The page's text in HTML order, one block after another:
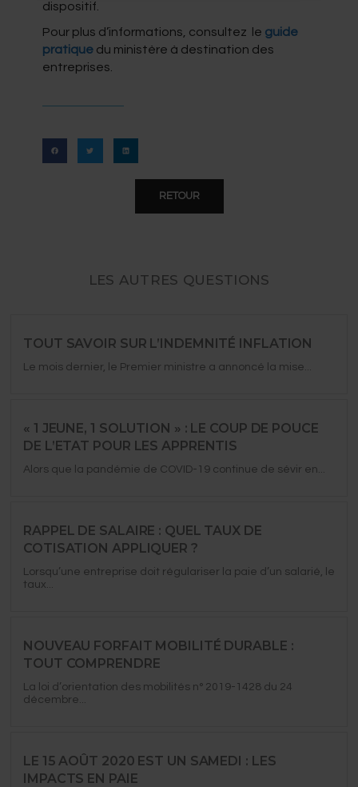
dispositif.
Pour plus d’informations, consultez le guide
pratiquedu ministère à destination des
entreprises.
RETOUR
LES AUTRES QUESTIONS
TOUT SAVOIR SUR L’INDEMNITÉ INFLATION
Le mois dernier, le Premier ministre a annoncé la mise...
« 1 JEUNE, 1 SOLUTION » : LE COUP DE POUCE
DE L’ETAT POUR LES APPRENTIS
Alors que la pandémie de COVID-19 continue de sévir en...
RAPPEL DE SALAIRE : QUEL TAUX DE
COTISATION APPLIQUER ?
Lorsqu’une entreprise doit régulariser la paie d’un salarié, le
taux...
NOUVEAU FORFAIT MOBILITÉ DURABLE :
TOUT COMPRENDRE
La loi d’orientation des mobilités n° 2019-1428 du 24
décembre...
LE 15 AOÛT 2020 EST UN SAMEDI : LES
IMPACTS EN PAIE